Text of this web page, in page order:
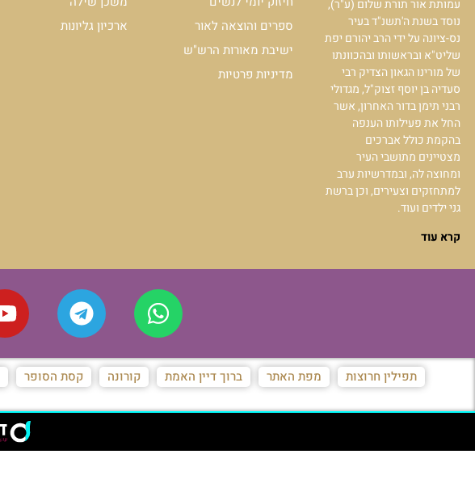
עמותת אור תורת שלום (ע"ר),
נוסד בשנת ה'תשנ"ד בעיר
נס-ציונה על ידי הרב יהורם יפת
שליט"א ובראשותו ובהכוונתו
של מורינו הגאון הצדיק רבי
סעדיה בן יוסף זצוק"ל, מגדולי
רבני תימן בדור האחרון, אשר
החל את פעילותו הענפה
בהקמת כולל אברכים
מצטיינים מתושבי העיר
ומחוצה לה, ובמדרשיות ערב
למתחזקים וצעירים, וכן ברשת
גני ילדים ועוד.
קרא עוד
ספרים והוצאה לאור
ישיבת מאורות הרש"ש
מדיניות פרטיות
ארכיון גליונות
תפילין חרוצות מפת האתר ברוך דיין האמת קורונה קסת הסופר